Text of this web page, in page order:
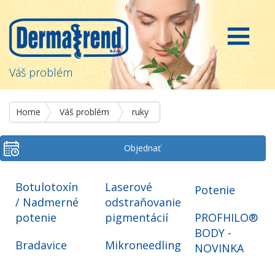
Váš problém
Home Váš problém ruky
Objednať
Botulotoxín
/ Nadmerné
potenie
Bradavice
Laserové
odstraňovanie
pigmentácií
Mikroneedling
Potenie
PROFHILO®
BODY -
NOVINKA